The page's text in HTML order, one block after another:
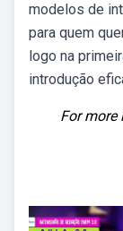
modelos de
para quem
logo na
introdução
For more